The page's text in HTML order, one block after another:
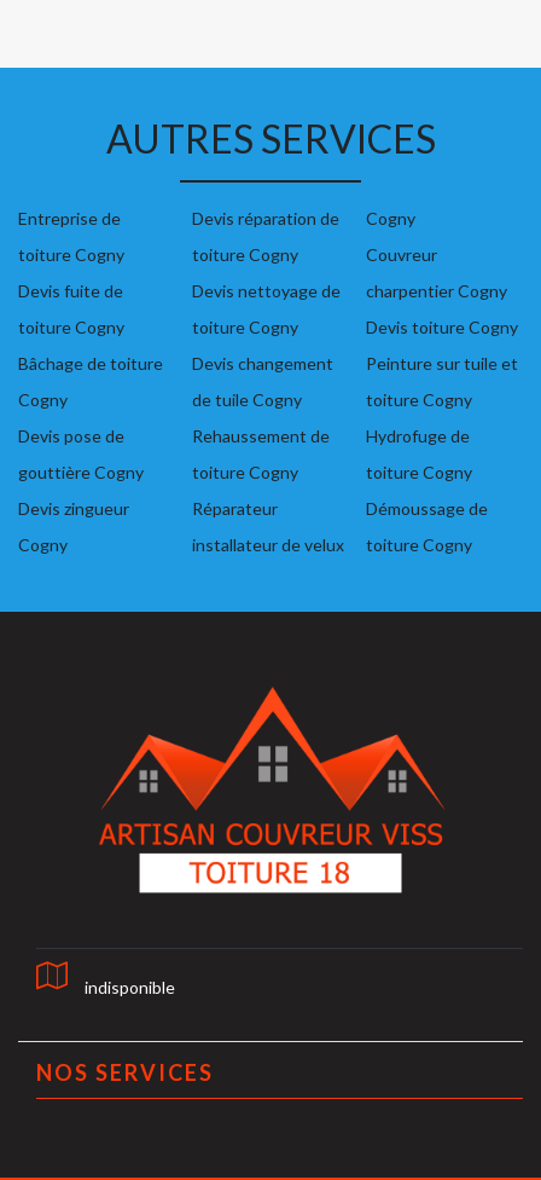
AUTRES SERVICES
Entreprise de
toiture Cogny
Devis fuite de
toiture Cogny
Bâchage de toiture
Cogny
Devis pose de
gouttière Cogny
Devis zingueur
Cogny
Devis réparation de
toiture Cogny
Devis nettoyage de
toiture Cogny
Devis changement
de tuile Cogny
Rehaussement de
toiture Cogny
Réparateur
installateur de velux
Cogny
Couvreur
charpentier Cogny
Devis toiture Cogny
Peinture sur tuile et
toiture Cogny
Hydrofuge de
toiture Cogny
Démoussage de
toiture Cogny
indisponible
NOS SERVICES